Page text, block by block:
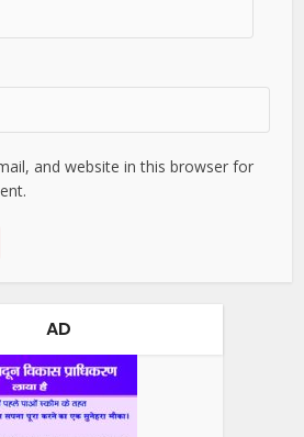
and website in this browser for
AD